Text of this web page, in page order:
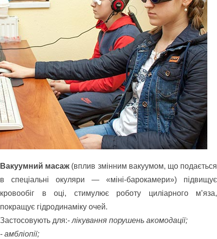
Вакуумний масаж(вплив змінним вакуумом, що подається
в спеціальні окуляри — «міні-барокамери») підвищує
кровообіг в оці, стимулює роботу циліарного м’яза,
покращує гідродинаміку очей.
Застосовують для:- лікування порушень акомодації;
- амбліопії;